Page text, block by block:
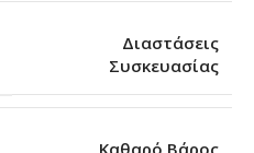
Διαστάσεις
Συσκευασίας